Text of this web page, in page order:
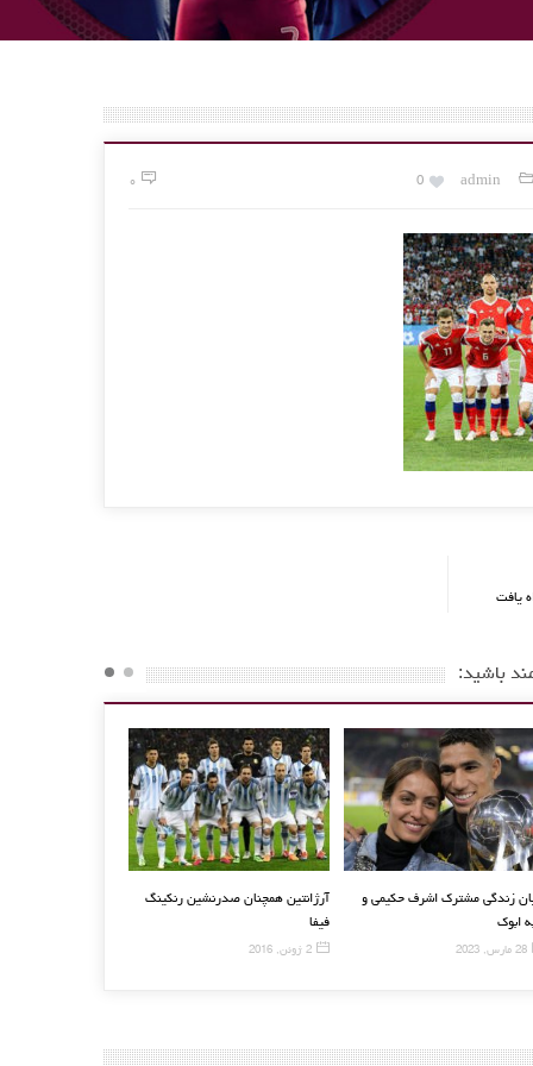
admin
0 ۰
یافت
باشید:
آرژانتین همچنان صدرنشین
پایان زندگی مشترک اشرف حکیمی و
هبه ابوک
پانل ماموت